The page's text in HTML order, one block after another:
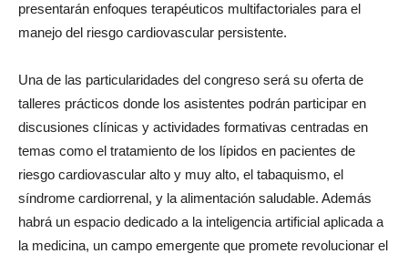
presentarán enfoques terapéuticos multifactoriales para el
manejo del riesgo cardiovascular persistente.
Una de las particularidades del congreso será su oferta de
talleres prácticos donde los asistentes podrán participar en
discusiones clínicas y actividades formativas centradas en
temas como el tratamiento de los lípidos en pacientes de
riesgo cardiovascular alto y muy alto, el tabaquismo, el
síndrome cardiorrenal, y la alimentación saludable. Además
habrá un espacio dedicado a la inteligencia artificial aplicada a
la medicina, un campo emergente que promete revolucionar el